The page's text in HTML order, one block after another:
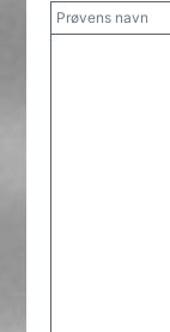
Prøvens navn